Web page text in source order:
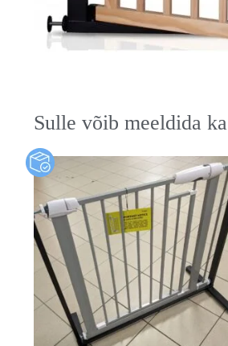
Sulle võib meeldida